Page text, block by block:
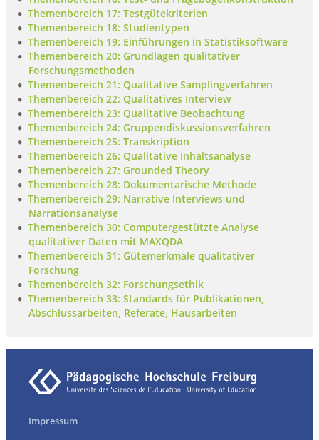
Themenbereich 17: Testgütekriterien
Themenbereich 18: Studientypen
Themenbereich 19: Einführungen in Statistiksoftware
Themenbereich 20: Grundlagen qualitativer
Forschungsmethoden
Themenbereich 21: Qualitative Samplingverfahren
Themenbereich 22: Qualitatives Interview
Themenbereich 23: Qualitative Beobachtung
Themenbereich 24: Gruppendiskussionsverfahren
Themenbereich 25: Transkription
Themenbereich 26: Qualitative Inhaltsanalyse
Themenbereich 27: Grounded Theory
Themenbereich 28: Dokumentarische Methode
Themenbereich 29: Narrative Interviews und
Narrationsanalyse
Themenbereich 30: Computergestützte Analyse
qualitativer Daten mit MAXQDA
Themenbereich 31: Gütemerkmale qualitativer
Forschung
Themenbereich 32: Forschungsethik
Themenbereich 33: Standards für Publikationen,
Abschlussarbeiten, Referate, Hausarbeiten
Impressum